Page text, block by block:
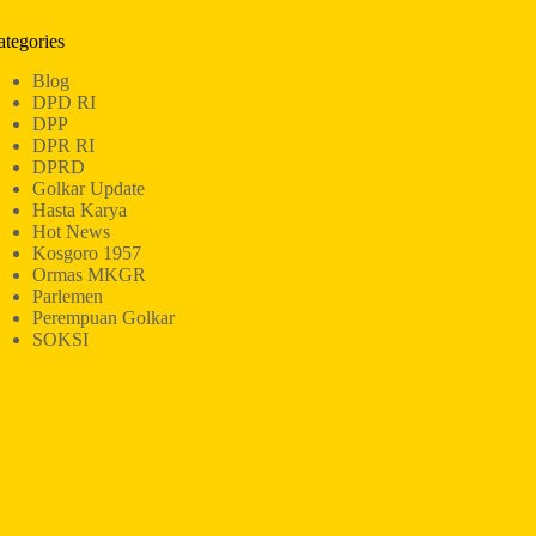
Blog
DPD RI
DPP
DPR RI
DPRD
Golkar Update
Hasta Karya
Hot News
Kosgoro 1957
Ormas MKGR
Parlemen
Perempuan Golkar
SOKSI